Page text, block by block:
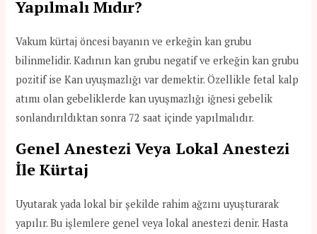
Yapılmalı Mıdır?
Vakum kürtaj öncesi bayanın ve erkeğin kan grubu
bilinmelidir. Kadının kan grubu negatif ve erkeğin kan grubu
pozitif ise Kan uyuşmazlığı var demektir. Özellikle fetal kalp
atımı olan gebeliklerde kan uyuşmazlığı iğnesi gebelik
sonlandırıldıktan sonra 72 saat içinde yapılmalıdır.
Genel Anestezi Veya Lokal Anestezi
İle Kürtaj
Uyutarak yada lokal bir şekilde rahim ağzını uyuşturarak
yapılır. Bu işlemlere genel veya lokal anestezi denir. Hasta